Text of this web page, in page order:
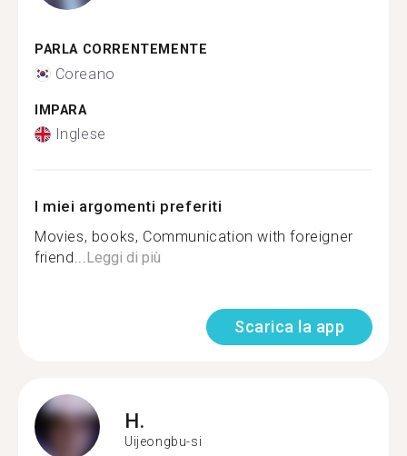
PARLA CORRENTEMENTE
Coreano
IMPARA
Inglese
I miei argomenti preferiti
Movies, books, Communication with foreigner
friend...Leggi di più
Scarica la app
H.
Uijeongbu-si